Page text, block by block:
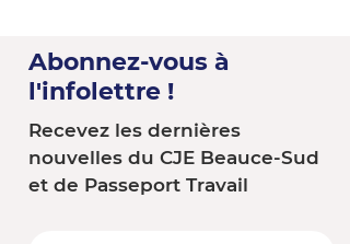
Abonnez-vous à
l'infolettre !
Recevez les dernières
nouvelles du CJE Beauce-Sud
et de Passeport Travail